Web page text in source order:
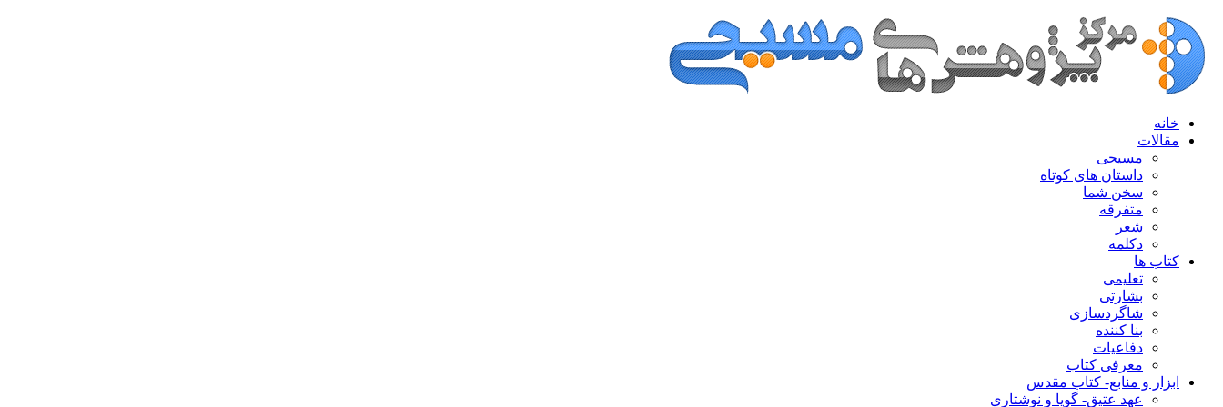
خانه
مقالات
مسیحی
داستان های کوتاه
سخن شما
متفرقه
شعر
دکلمه
کتاب ها
تعلیمی
بشارتی
شاگردسازی
بنا کننده
دفاعیات
معرفی کتاب
ابزار و منابع- کتاب مقدس
عهد عتیق- گویا و نوشتاری